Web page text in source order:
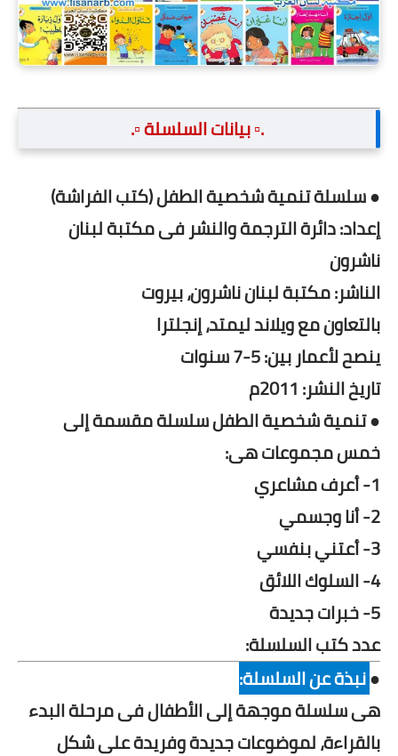
.▫️ بيانات السلسلة ▫️.
● سلسلة تنمية شخصية الطفل (كتب الفراشة)
إعداد: دائرة الترجمة والنشر فى مكتبة لبنان
ناشرون
الناشر: مكتبة لبنان ناشرون، بيروت
بالتعاون مع ويلاند ليمتد، إنجلترا
ينصح لأعمار بين: 5-7 سنوات
تاريخ النشر: 2011م
● تنمية شخصية الطفل سلسلة مقسمة إلى
خمس مجموعات هى:
1- أعرف مشاعري
2- أنا وجسمي
3- أعتني بنفسي
4- السلوك اللائق
5- خبرات جديدة
عدد كتب السلسلة:
●نبذة عن السلسلة:
هى سلسلة موجهة إلى الأطفال فى مرحلة البدء
بالقراءة، لموضوعات جديدة وفريدة على شكل